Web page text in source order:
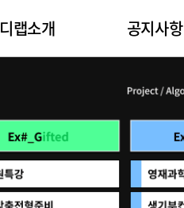
디랩소개 공지사항